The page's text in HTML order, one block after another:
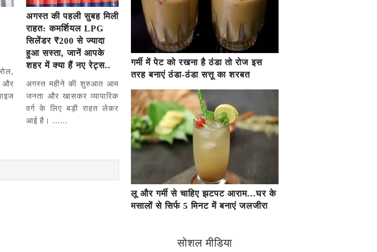
और
अगस्त की पहली सुबह मिली
राहत: कमर्शियल LPG
सिलेंडर ₹200 से ज्यादा
हुआ सस्ता, जानें आपके
शहर में क्या हैं नए रेट्स..
अगस्त महीने की शुरुआत आम
जनता और खासकर व्यापारिक
वर्ग के लिए बड़ी राहत लेकर
आई है। ......
गर्मी में पेट को रखना है ठंडा तो रोज इस
तरह बनाएं ठंडा-ठंडा सत्तू का शरबत
लू और गर्मी से चाहिए झटपट आराम...घर के
मसालों से सिर्फ 5 मिनट में बनाएं जलजीरा
सोशल मीडिया